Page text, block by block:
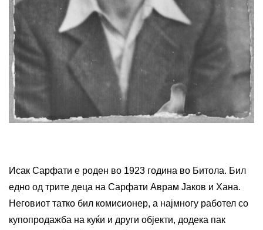
Исак Сарфати е роден во 1923 година во Битола. Бил
едно од трите деца на Сарфати Аврам Јаков и Хана.
Неговиот татко бил комисионер, а најмногу работел со
купопродажба на куќи и други објекти, додека пак